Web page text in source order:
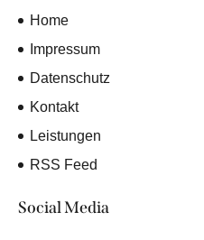
Home
Impressum
Datenschutz
Kontakt
Leistungen
RSS Feed
Social Media